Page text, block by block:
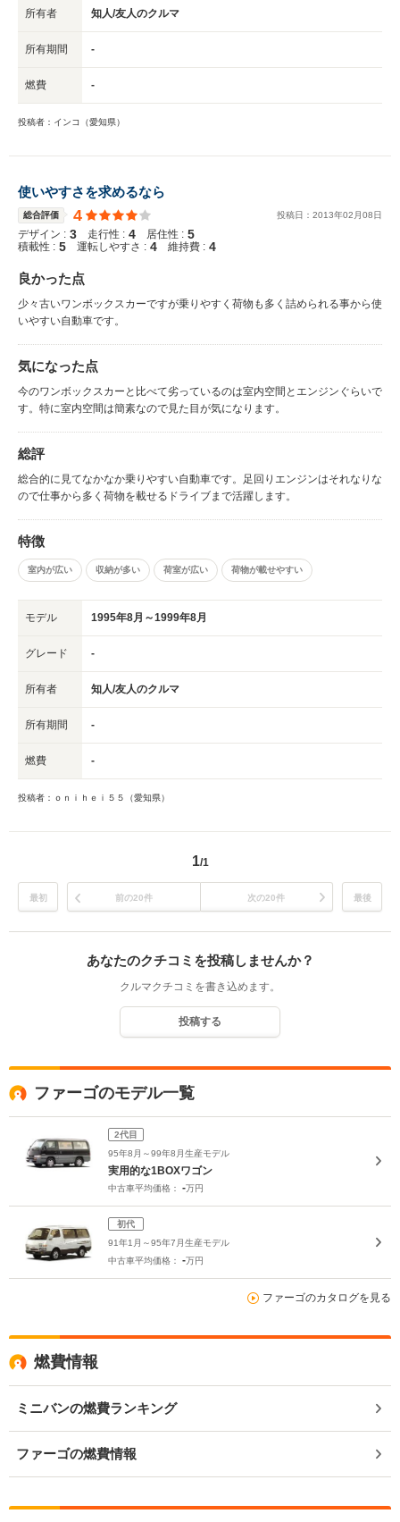
所有者 知人/友人のクルマ
所有期間 -
燃費 -
投稿者：インコ（愛知県）
使いやすさを求めるなら
総合評価 4 投稿日： 2013年02 月08日
デザイン : 3 走行性 : 4 居住性 : 5
積載性 : 5 運転しやすさ : 4 維持費 : 4
良かった点
少々古いワンボックスカーですが乗りやすく荷物も多く詰められる事から使
いやすい自動車です。
気になった点
今のワンボックスカーと比べて劣っているのは室内空間とエンジンぐらいで
す。特に室内空間は簡素なので見た目が気になります。
総評
総合的に見てなかなか乗りやすい自動車です。足回りエンジンはそれなりな
ので仕事から多く荷物を載せるドライブまで活躍します。
特徴
室内が広い 収納が多い 荷室が広い 荷物が載せやすい
モデル 1995年8月～1999年8月
グレード -
所有者 知人/友人のクルマ
所有期間 -
燃費 -
投稿者：ｏｎｉｈｅｉ５５（愛知県）
1/1
最初 前の20件 次の20件 最後
あなたのクチコミを投稿しませんか？
クルマクチコミを書き込めます。
投稿する
ファーゴのモデル一覧
2代目
95年8月～99年8月生産モデル
実用的な1BOXワゴン
中古車平均価格： -万円
初代
91年1月～95年7月生産モデル
中古車平均価格： -万円
ファーゴのカタログを見る
燃費情報
ミニバンの燃費ランキング
ファーゴの燃費情報